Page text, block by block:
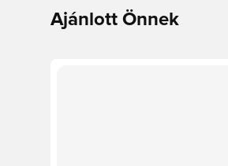
Ajánlott Önnek